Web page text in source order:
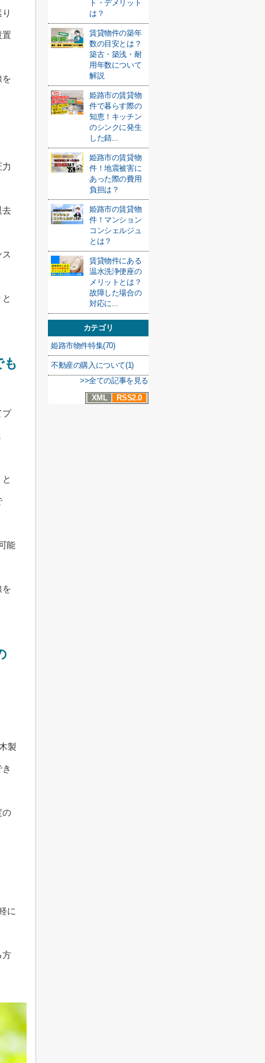
置
を
去
も
プ
能
を
製
の
に
方
ト・デメリット
は？
賃貸物件の築年
数の目安とは？
築古・築浅・耐
用年数について
解説
姫路市の賃貸物
件で暮らす際の
知恵！キッチン
のシンクに発生
した錆...
姫路市の賃貸物
件！地震被害に
あった際の費用
負担は？
姫路市の賃貸物
件！マンション
コンシェルジュ
とは？
賃貸物件にある
温水洗浄便座の
メリットとは？
故障した場合の
対応に...
カテゴリ
姫路市物件特集(70)
不動産の購入について(1)
>>全ての記事を見る
XML
RSS2.0